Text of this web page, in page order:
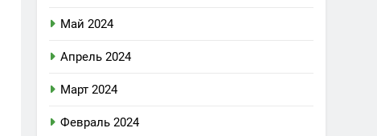
Май 2024
Апрель 2024
Март 2024
Февраль 2024